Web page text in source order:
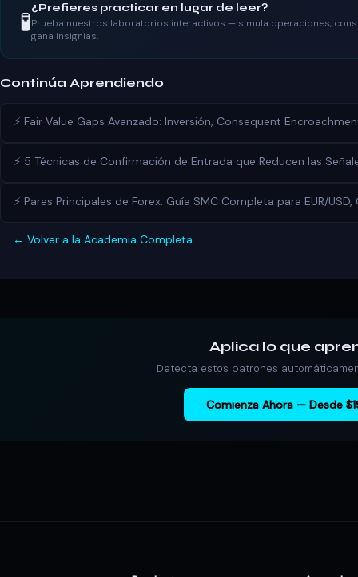
🧪¿Prefieres practicar en lugar de leer?
Prueba nuestros laboratorios interactivos — simula operaciones,
gana insignias.
Continúa Aprendiendo
⚡ Fair Value Gaps Avanzado: Inversión, Consequent
⚡ 5 Técnicas de Confirmación de Entrada que Reducen las
⚡ Pares Principales de Forex: Guía SMC Completa para EUR/USD,
← Volver a la Academia Completa
Aplica lo que
Detecta estos patrones
Comienza Ahora — Desde